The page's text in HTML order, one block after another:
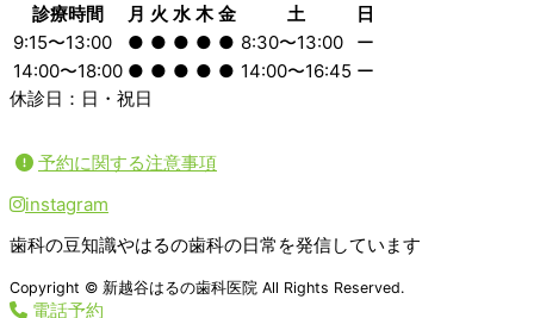
診療時間 月 火 水 木 金 土
日
9:15〜13:00
● ● ● ● ● 8:30〜13:00
ー
14:00〜18:00 ● ● ● ● ● 14:00〜16:45 ー
休診日：日・祝日
予約に関する注意事項
instagram
歯科の豆知識やはるの歯科の日常を発信しています
Copyright © 新越谷はるの歯科医院 All Rights Reserved.
電話予約